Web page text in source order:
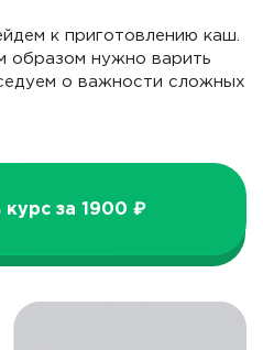
к приготовлению каш.
образом нужно варить
о важности сложных
курс за 1900 ₽